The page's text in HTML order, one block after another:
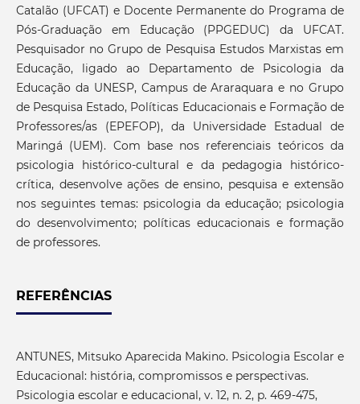
Catalão (UFCAT) e Docente Permanente do Programa de
Pós-Graduação em Educação (PPGEDUC) da UFCAT.
Pesquisador no Grupo de Pesquisa Estudos Marxistas em
Educação, ligado ao Departamento de Psicologia da
Educação da UNESP, Campus de Araraquara e no Grupo
de Pesquisa Estado, Políticas Educacionais e Formação de
Professores/as (EPEFOP), da Universidade Estadual de
Maringá (UEM). Com base nos referenciais teóricos da
psicologia histórico-cultural e da pedagogia histórico-
crítica, desenvolve ações de ensino, pesquisa e extensão
nos seguintes temas: psicologia da educação; psicologia
do desenvolvimento; políticas educacionais e formação
de professores.
REFERÊNCIAS
ANTUNES, Mitsuko Aparecida Makino. Psicologia Escolar e
Educacional: história, compromissos e perspectivas.
Psicologia escolar e educacional, v. 12, n. 2, p. 469-475,